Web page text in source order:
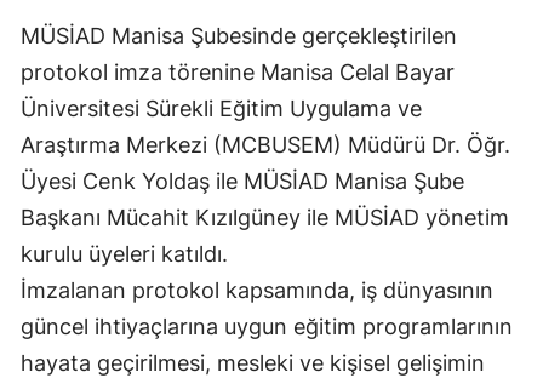
MÜSİAD Manisa Şubesinde gerçekleştirilen
protokol imza törenine Manisa Celal Bayar
Üniversitesi Sürekli Eğitim Uygulama ve
Araştırma Merkezi (MCBUSEM) Müdürü Dr. Öğr.
Üyesi Cenk Yoldaş ile MÜSİAD Manisa Şube
Başkanı Mücahit Kızılgüney ile MÜSİAD yönetim
kurulu üyeleri katıldı.
İmzalanan protokol kapsamında, iş dünyasının
güncel ihtiyaçlarına uygun eğitim programlarının
hayata geçirilmesi, mesleki ve kişisel gelişimin